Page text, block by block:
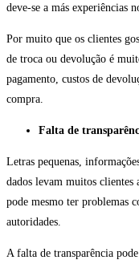
deve-se a más experiências
Por muito que os clientes
de troca ou devolução é
pagamento, custos de
compra.
Falta de
Letras pequenas,
dados levam muitos
pode mesmo ter problemas
autoridades.
A falta de transparência